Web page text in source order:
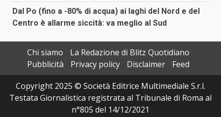
Dal Po (fino a -80% di acqua) ai laghi del Nord e del
Centro è allarme siccità: va meglio al Sud
Chi siamo
La Redazione di Blitz Quotidiano
Pubblicità
Privacy policy Disclaimer
Feed
Copyright 2025 © Società Editrice Multimediale S.r.l.
Testata Giornalistica registrata al Tribunale di Roma al
n°805 del 14/12/2021